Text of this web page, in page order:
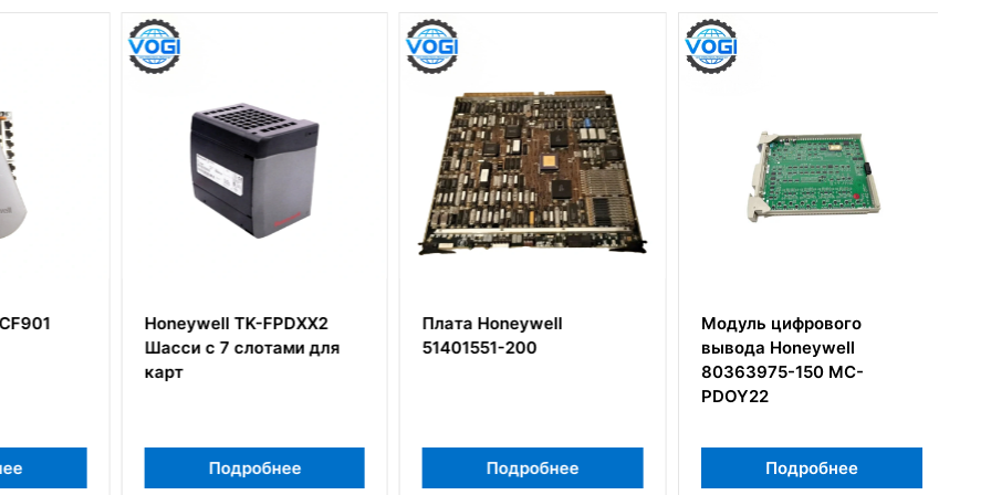
Honeywell TK-FPDXX2
Шасси с 7 слотами для
карт
Подробнее
Плата Honeywell
51401551-200
Подробнее
Модуль цифрового
вывода Honeywell
80363975-150 MC-
PDOY22
Подробнее